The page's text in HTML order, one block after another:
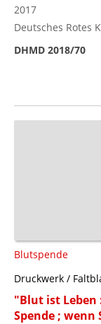
2017
Deutsches Rotes
DHMD 2018/70
Blutspende
Druckwerk /
"Blut ist Leben
Spende ; wenn